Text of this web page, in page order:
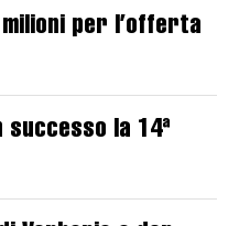
per l’offerta
successo la 14ª